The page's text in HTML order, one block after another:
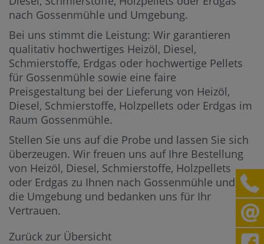
nach Gossenmühle und Umgebung.
Bei uns stimmt die Leistung: Wir garantieren
qualitativ hochwertiges Heizöl, Diesel,
Schmierstoffe, Erdgas oder hochwertige Pellets
für Gossenmühle sowie eine faire
Preisgestaltung bei der Lieferung von Heizöl,
Diesel, Schmierstoffe, Holzpellets oder Erdgas im
Raum Gossenmühle.
Stellen Sie uns auf die Probe und lassen Sie sich
überzeugen. Wir freuen uns auf Ihre Bestellung
von Heizöl, Diesel, Schmierstoffe, Holzpellets
oder Erdgas zu Ihnen nach Gossenmühle und in
die Umgebung und bedanken uns für Ihr
Vertrauen.
Zurück zur Übersicht